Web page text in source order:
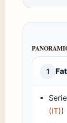
1
(IT))